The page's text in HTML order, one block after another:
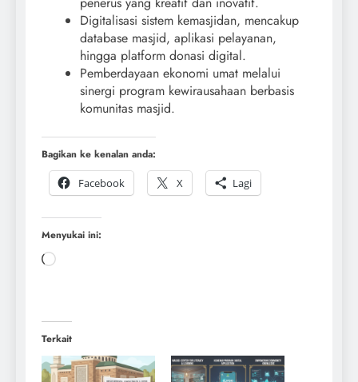
Digitalisasi sistem kemasjidan, mencakup
database masjid, aplikasi pelayanan,
hingga platform donasi digital.
Pemberdayaan ekonomi umat melalui
sinergi program kewirausahaan berbasis
komunitas masjid.
Bagikan ke kenalan anda:
Facebook
X Lagi
Menyukai ini:
Terkait